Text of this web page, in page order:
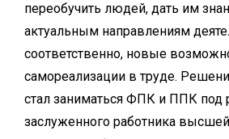
переобучить людей, дать им
актуальным направлениям
соответственно, новые
самореализации в труде.
стал заниматься ФПК и ППК под
заслуженного работника